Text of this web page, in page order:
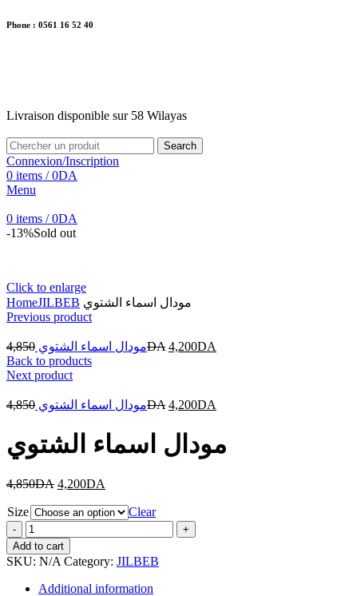
Phone : 0561 16 52 40
Livraison disponible sur 58 Wilayas
Search
Connexion/Inscription
0 items / 0DA
Menu
0 items / 0DA
-13%Sold out
Click to enlarge
HomeJILBEB مودال اسماء الشتوي
Previous product
مودال اسماء الشتوي 4,850 DA 4,200DA
Back to products
Next product
مودال اسماء الشتوي 4,850 DA 4,200DA
مودال اسماء الشتوي
4,850DA 4,200DA
Size
Clear
مودال
اسماء
الشتوي
Add to cart
SKU: N/A Category: JILBEB
Additional information